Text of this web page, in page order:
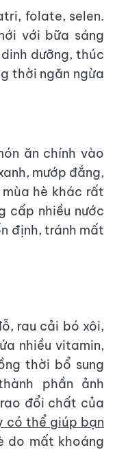
folate, selen.
với bữa sáng
dưỡng, thúc
thời ngăn ngừa
ăn chính vào
mướp đắng,
hè khác rất
cấp nhiều nước
định, tránh mất
rau cải bó xôi,
nhiều vitamin,
thời bổ sung
phần ảnh
đổi chất của
có thể giúp bạn
do mất khoáng